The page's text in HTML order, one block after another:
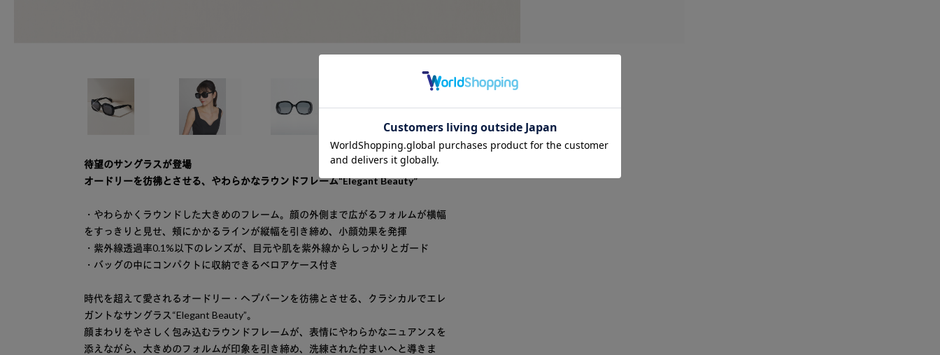
待望のサングラスが登場
オードリーを彷彿とさせる、やわらかなラウンドフレーム“Elegant Beauty”
・やわらかくラウンドした大きめのフレーム。顔の外側まで広がるフォルムが横幅
をすっきりと見せ、頬にかかるラインが縦幅を引き締め、小顔効果を発揮
・紫外線透過率0.1%以下のレンズが、目元や肌を紫外線からしっかりとガード
・バッグの中にコンパクトに収納できるベロアケース付き
時代を超えて愛されるオードリー・ヘプバーンを彷彿とさせる、クラシカルでエレ
ガントなサングラス“Elegant Beauty”。
顔まわりをやさしく包み込むラウンドフレームが、表情にやわらかなニュアンスを
添えながら、大きめのフォルムが印象を引き締め、洗練された佇まいへと導きま